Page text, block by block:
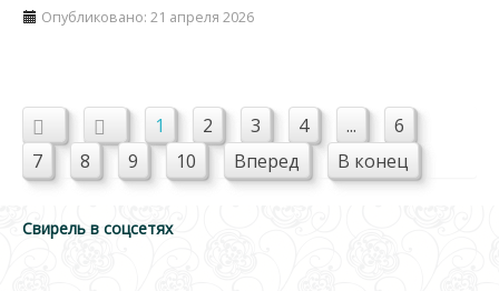
Опубликовано: 21 апреля 2026
1 2 3 4 ...
6
7
8 9 10 Вперед В конец
Свирель в соцсетях